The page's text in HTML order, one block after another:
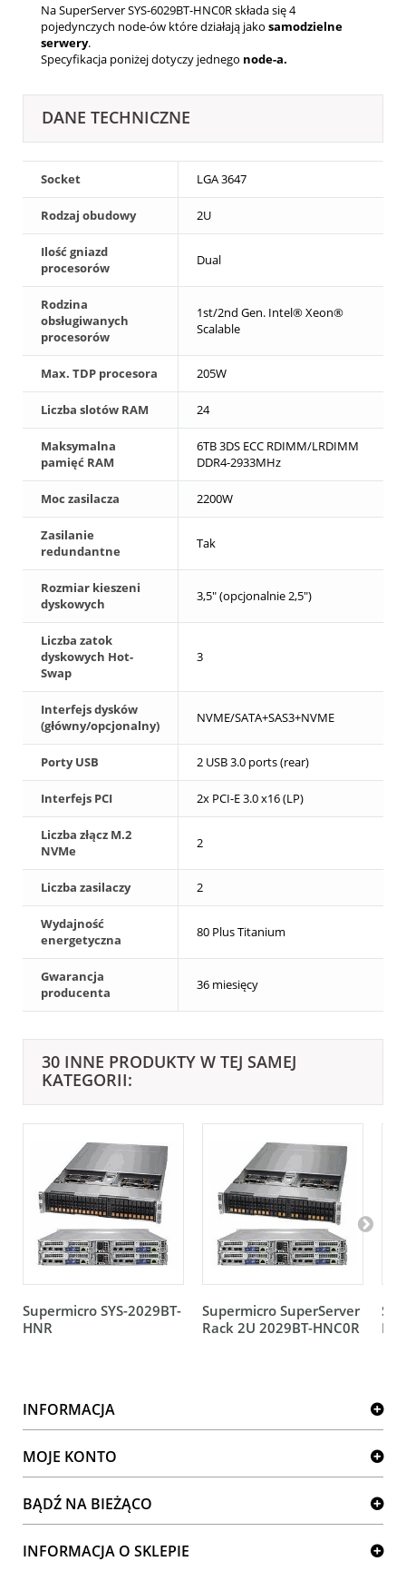
Na SuperServer SYS-6029BT-HNC0R składa się 4
pojedynczych node-ów które działają jako samodzielne
serwery.
Specyfikacja poniżej dotyczy jednego node-a.
DANE TECHNICZNE
Socket LGA 3647
Rodzaj obudowy 2U
Ilość gniazd
procesorów
Dual
Rodzina
obsługiwanych
procesorów
1st/2nd Gen. Intel® Xeon®
Scalable
Max. TDP procesora 205W
Liczba slotów RAM 24
Maksymalna
pamięć RAM
6TB 3DS ECC RDIMM/LRDIMM
DDR4-2933MHz
Moc zasilacza 2200W
Zasilanie
redundantne
Tak
Rozmiar kieszeni
dyskowych
3,5" (opcjonalnie 2,5")
Liczba zatok
dyskowych Hot-
Swap
3
Interfejs dysków
(główny/opcjonalny)
NVME/SATA+SAS3+NVME
Porty USB 2 USB 3.0 ports (rear)
Interfejs PCI 2x PCI-E 3.0 x16 (LP)
Liczba złącz M.2
NVMe
2
Liczba zasilaczy 2
Wydajność
energetyczna
80 Plus Titanium
Gwarancja
producenta
36 miesięcy
30 INNE PRODUKTY W TEJ SAMEJ
KATEGORII:
Supermicro SYS-2029BT-
HNR
Supermicro SuperServer
Rack 2U 2029BT-HNC0R
INFORMACJA
MOJE KONTO
BĄDŹ NA BIEŻĄCO
INFORMACJA O SKLEPIE